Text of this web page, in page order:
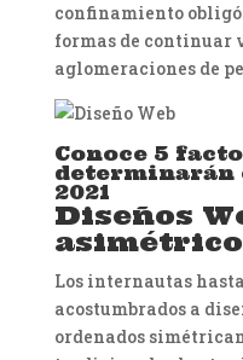
confinamiento obligó
formas de continuar
aglomeraciones de
Conoce 5
determinarán
2021
Diseños
Los internautas
acostumbrados a
ordenados